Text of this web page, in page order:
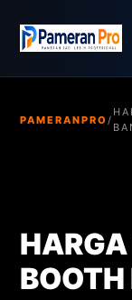
PAMERANPRO /